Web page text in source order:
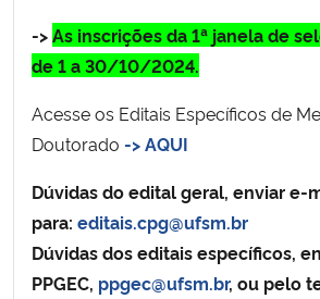
Secretaria-Geral
Secretaria de Governo
Gabinete de Segurança Institucional
Advocacia-Geral da União
Banco Central do Brasil
->As inscrições da 1ª janela de
de 1 a 30/10/2024.
Acesse os Editais Específicos de
Doutorado -> AQUI
Dúvidas do edital geral, enviar e-
para: editais.cpg@ufsm.br
Dúvidas dos editais específicos,
PPGEC, ppgec@ufsm.br, ou pelo